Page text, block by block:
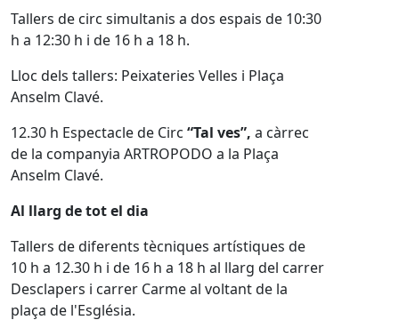
Tallers de circ simultanis a dos espais de 10:30
h a 12:30 h i de 16 h a 18 h.
Lloc dels tallers: Peixateries Velles i Plaça
Anselm Clavé.
12.30 h Espectacle de Circ “Tal ves”, a càrrec
de la companyia ARTROPODO a la Plaça
Anselm Clavé.
Al llarg de tot el dia
Tallers de diferents tècniques artístiques de
10 h a 12.30 h i de 16 h a 18 h al llarg del carrer
Desclapers i carrer Carme al voltant de la
plaça de l'Església.